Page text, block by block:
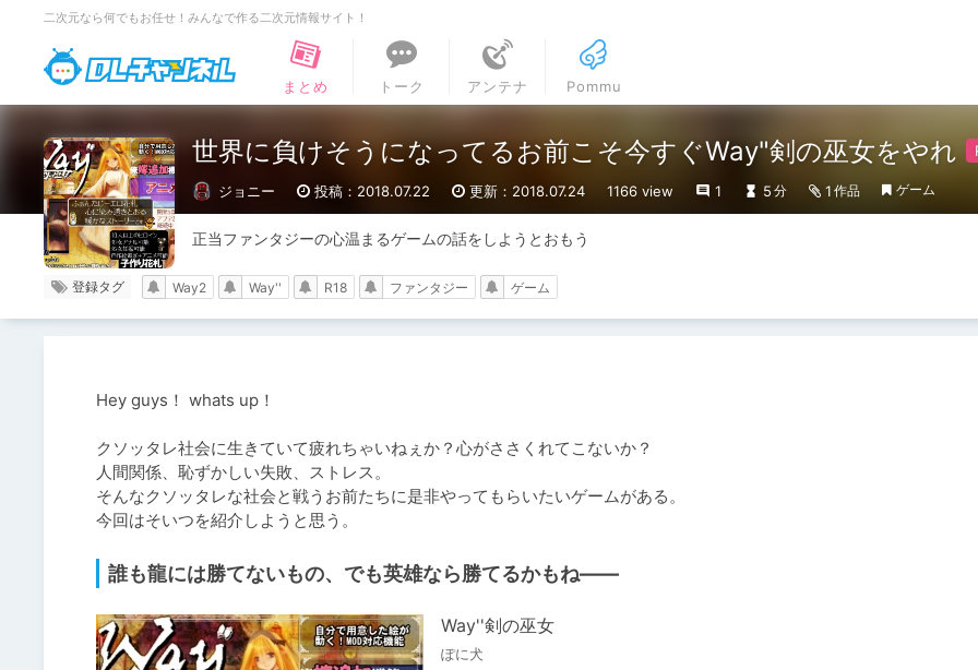
二次元なら何でもお任せ！みんなで作る二次元情報サイト！
DLチャンネル
まとめ
トーク アンテナ Pommu
世界に負けそうになってるお前こそ今すぐWay"剣の巫女をやれ
ジョニー 投稿：2018.07.22 更新：2018.07.24 1166 view 1 5 分 1 作品 ゲーム
正当ファンタジーの心温まるゲームの話をしようとおもう
登録タグ Way2 Way'' R18 ファンタジー ゲーム
Hey guys！ whats up！
クソッタレ社会に生きていて疲れちゃいねぇか？心がささくれてこないか？
人間関係、恥ずかしい失敗、ストレス。
そんなクソッタレな社会と戦うお前たちに是非やってもらいたいゲームがある。
誰も龍には勝てないもの、でも英雄なら勝てるかもね――
Way''剣の巫女
ぽに犬